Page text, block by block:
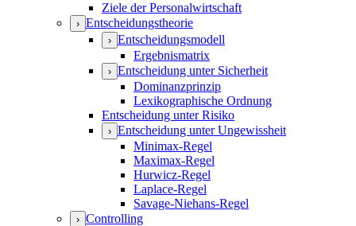
Ziele der Personalwirtschaft
› Entscheidungstheorie
› Entscheidungsmodell
Ergebnismatrix
› Entscheidung unter Sicherheit
Dominanzprinzip
Lexikographische Ordnung
Entscheidung unter Risiko
› Entscheidung unter Ungewissheit
Minimax-Regel
Maximax-Regel
Hurwicz-Regel
Laplace-Regel
Savage-Niehans-Regel
› Controlling